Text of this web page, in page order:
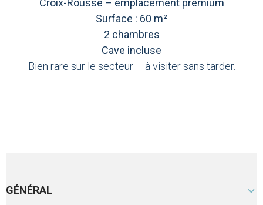
Croix-Rousse – emplacement premium
Surface : 60 m²
2 chambres
Cave incluse
Bien rare sur le secteur – à visiter sans tarder.
GÉNÉRAL